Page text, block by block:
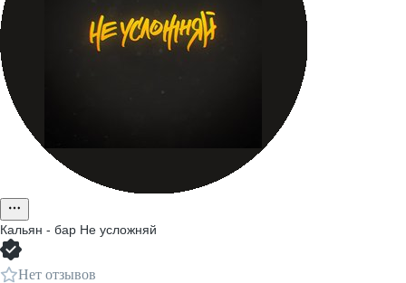
Кальян - бар Не усложняй
Нет отзывов